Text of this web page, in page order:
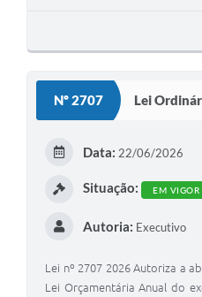
Nº 2707 Lei
Data: 22/06/2026
Situação: EM VIGOR
Autoria: Executivo
Lei nº 2707 2026 Autoriza a
Lei Orçamentária Anual do